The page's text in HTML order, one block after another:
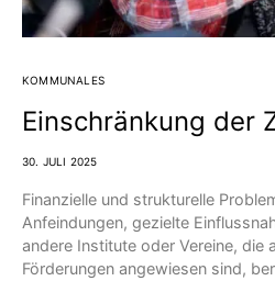
KOMMUNALES
Einschränkung der
30. JULI 2025
Finanzielle und strukturelle
Anfeindungen, gezielte
andere Institute oder Vereine, die
Förderungen angewiesen sind,